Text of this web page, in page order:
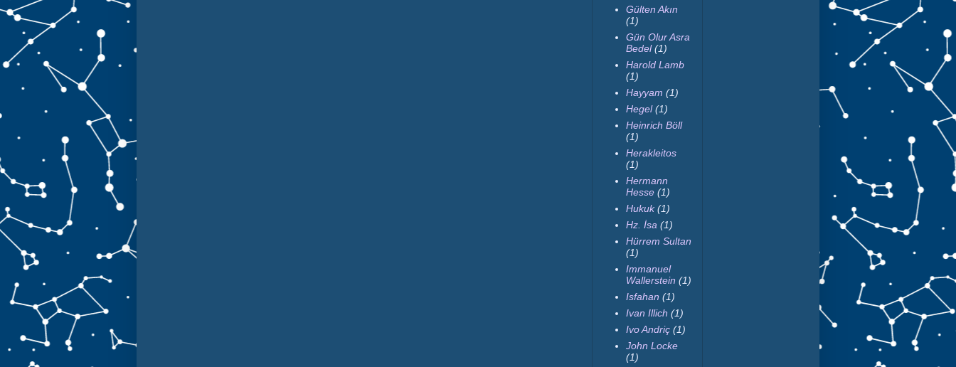
Gülten Akın
(1)
Gün Olur Asra
Bedel (1)
Harold Lamb
(1)
Hayyam (1)
Hegel (1)
Heinrich Böll
(1)
Herakleitos
(1)
Hermann
Hesse (1)
Hukuk (1)
Hz. İsa (1)
Hürrem Sultan
(1)
Immanuel
Wallerstein (1)
Isfahan (1)
Ivan Illich (1)
Ivo Andriç (1)
John Locke
(1)